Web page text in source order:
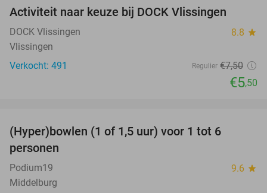
Activiteit naar keuze bij DOCK Vlissingen
DOCK Vlissingen 8.8 star
Vlissingen
Verkocht: 491
Regulier €7,50
€5,50
(Hyper)bowlen (1 of 1,5 uur) voor 1 tot 6
personen
Podium19 9.6 star
Middelburg